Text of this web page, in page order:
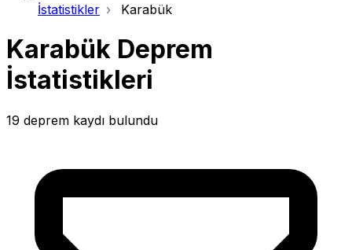
İstatistikler Karabük
Karabük Deprem
İstatistikleri
19 deprem kaydı bulundu